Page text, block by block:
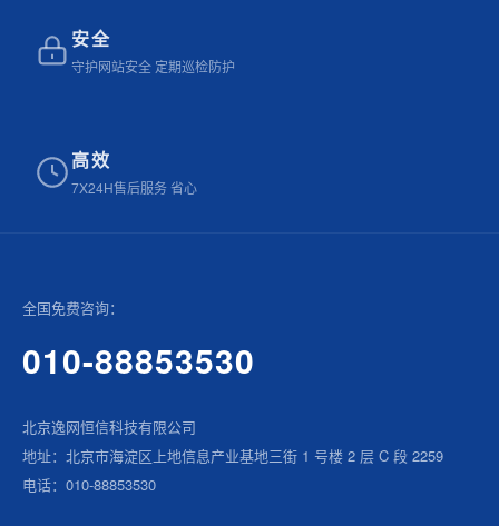
安全
守护网站安全 定期巡检防护
高效
7X24H售后服务 省心
全国免费咨询：
010-88853530
北京逸网恒信科技有限公司
地址：北京市海淀区上地信息产业基地三街 1 号楼 2 层 C 段 2259
电话：010-88853530